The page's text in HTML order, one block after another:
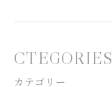
CTEGORIES
カテゴリー